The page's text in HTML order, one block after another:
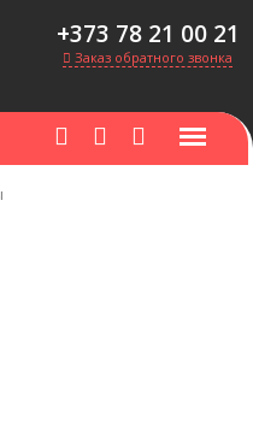
+373 78 21 00 21
Заказ обратного звонка